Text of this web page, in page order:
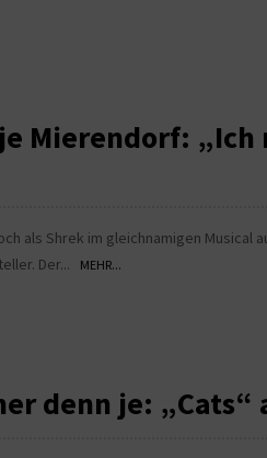
Mierendorf: „Ich
als Shrek im gleichnamigen Musical
Der...
MEHR...
denn je: „Cats“